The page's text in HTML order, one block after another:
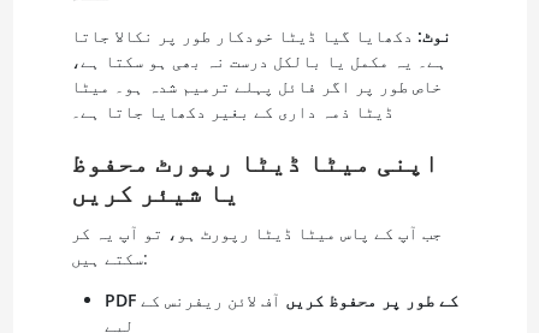
نوٹ: دکھایا گیا ڈیٹا خودکار طور پر نکالا جاتا
ہے۔ یہ مکمل یا بالکل درست نہ بھی ہو سکتا ہے،
خاص طور پر اگر فائل پہلے ترمیم شدہ ہو۔ میٹا
ڈیٹا ذمہ داری کے بغیر دکھایا جاتا ہے۔
اپنی میٹا ڈیٹا رپورٹ محفوظ
یا شیئر کریں
جب آپ کے پاس میٹا ڈیٹا رپورٹ ہو، تو آپ یہ کر
سکتے ہیں:
PDF کے طور پر محفوظ کریں آف لائن ریفرنس کے
لیے